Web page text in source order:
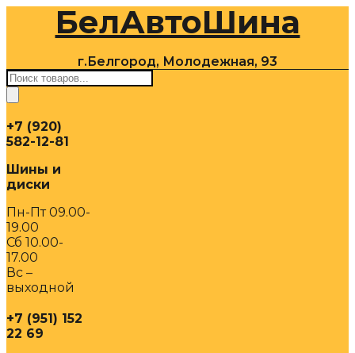
содержимомуБелАвтоШина
г.Белгород, Молодежная, 93
Поиск
товаров
+7 (920)
582-12-81
Шины и
диски
Пн-Пт 09.00-
19.00
Сб 10.00-
17.00
Вс –
выходной
+7 (951) 152
22 69